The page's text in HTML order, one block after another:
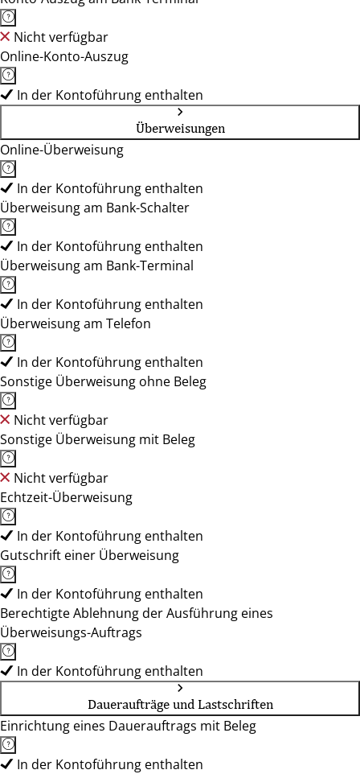
Nicht verfügbar
Online-Konto-Auszug
In der Kontoführung enthalten
Überweisungen
Online-Überweisung
In der Kontoführung enthalten
Überweisung am Bank-Schalter
In der Kontoführung enthalten
Überweisung am Bank-Terminal
In der Kontoführung enthalten
Überweisung am Telefon
In der Kontoführung enthalten
Sonstige Überweisung ohne Beleg
Nicht verfügbar
Sonstige Überweisung mit Beleg
Nicht verfügbar
Echtzeit-Überweisung
In der Kontoführung enthalten
Gutschrift einer Überweisung
In der Kontoführung enthalten
Berechtigte Ablehnung der Ausführung eines
Überweisungs-Auftrags
In der Kontoführung enthalten
Daueraufträge und Lastschriften
Einrichtung eines Dauerauftrags mit Beleg
In der Kontoführung enthalten